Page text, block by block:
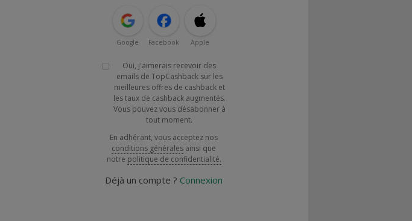
Google Facebook Apple
Oui, j'aimerais recevoir des
emails de TopCashback sur les
meilleures offres de cashback et
les taux de cashback augmentés.
Vous pouvez vous désabonner à
tout moment.
En adhérant, vous acceptez nos
conditions générales ainsi que
notre politique de confidentialité.
Déjà un compte ? Connexion